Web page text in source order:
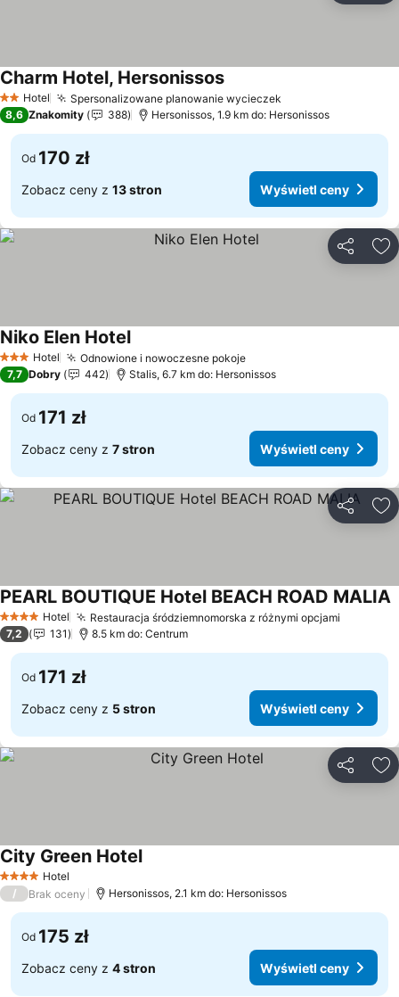
2 Kategoria
Hotel Spersonalizowane planowanie wycieczek
Charm Hotel, HersonissosWyświetl ceny
8,6 Znakomity 388 Hersonissos, 1.9 km do: Hersonissos
Od 170 zł
Zobacz ceny z 13 stron Wyświetl ceny
3 Kategoria
Hotel Odnowione i nowoczesne pokojeWyświetl ceny
Niko Elen HotelWyświetl ceny
7,7 Dobry 442 Stalis, 6.7 km do: Hersonissos
Od 171 zł
Zobacz ceny z 7 stron Wyświetl ceny
4 KategoriaHotel Restauracja śródziemnomorska z różnymi opcjami
PEARL BOUTIQUE Hotel BEACH ROAD MALIA
7,2 131 8.5 km do: Centrum
Od 171 zł
Zobacz ceny z 5 stron Wyświetl ceny
4 KategoriaHotel
City Green HotelWyświetl ceny
/ Brak oceny Hersonissos, 2.1 km do: Hersonissos
Od 175 zł
Zobacz ceny z 4 stron Wyświetl ceny